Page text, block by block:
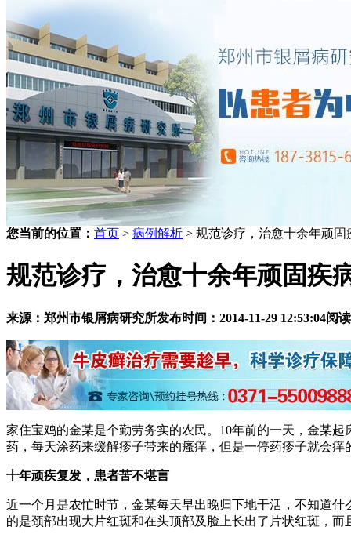
您当前的位置： 首页 > 病例解析 > 规范诊疗，治愈十余年顽固
规范诊疗，治愈十余年顽固疾
来源：郑州市银屑病研究所发布时间：2014-11-29 12:53:04阅
家住宝鸡的金某是个勤劳务实的农民。10年前的一天，金某
药，每天涂药来缓解疹子带来的瘙痒，但是一停药疹子就会
十年顽疾复发，患者苦不堪言
近一个月是农忙时节，金某每天早出晚归下地干活，不知道
的是颈部出现大片红斑和在头顶部及脸上长出了片状红斑，